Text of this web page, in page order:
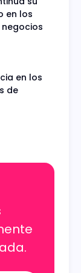
en los
en los
de